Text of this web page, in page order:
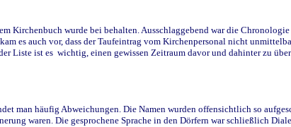
Kirchenbuch wurde bei behalten. Ausschlaggebend war die
es auch vor, dass der Taufeintrag vom Kirchenpersonal nicht
Liste ist es wichtig, einen gewissen Zeitraum davor und dahinter zu
man häufig Abweichungen. Die Namen wurden offensichtlich so
waren. Die gesprochene Sprache in den Dörfern war schließlich